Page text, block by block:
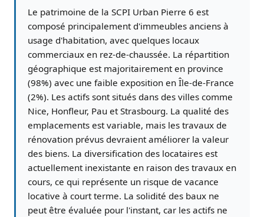
Le patrimoine de la SCPI Urban Pierre 6 est
composé principalement d'immeubles anciens à
usage d'habitation, avec quelques locaux
commerciaux en rez-de-chaussée. La répartition
géographique est majoritairement en province
(98%) avec une faible exposition en Île-de-France
(2%). Les actifs sont situés dans des villes comme
Nice, Honfleur, Pau et Strasbourg. La qualité des
emplacements est variable, mais les travaux de
rénovation prévus devraient améliorer la valeur
des biens. La diversification des locataires est
actuellement inexistante en raison des travaux en
cours, ce qui représente un risque de vacance
locative à court terme. La solidité des baux ne
peut être évaluée pour l'instant, car les actifs ne